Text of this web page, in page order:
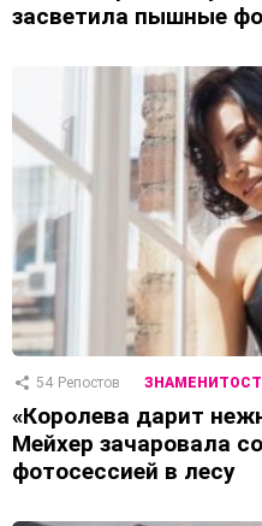
засветила пышные
54 Репостов
«Королева дарит
Мейхер зачаровала
фотосессией в лесу